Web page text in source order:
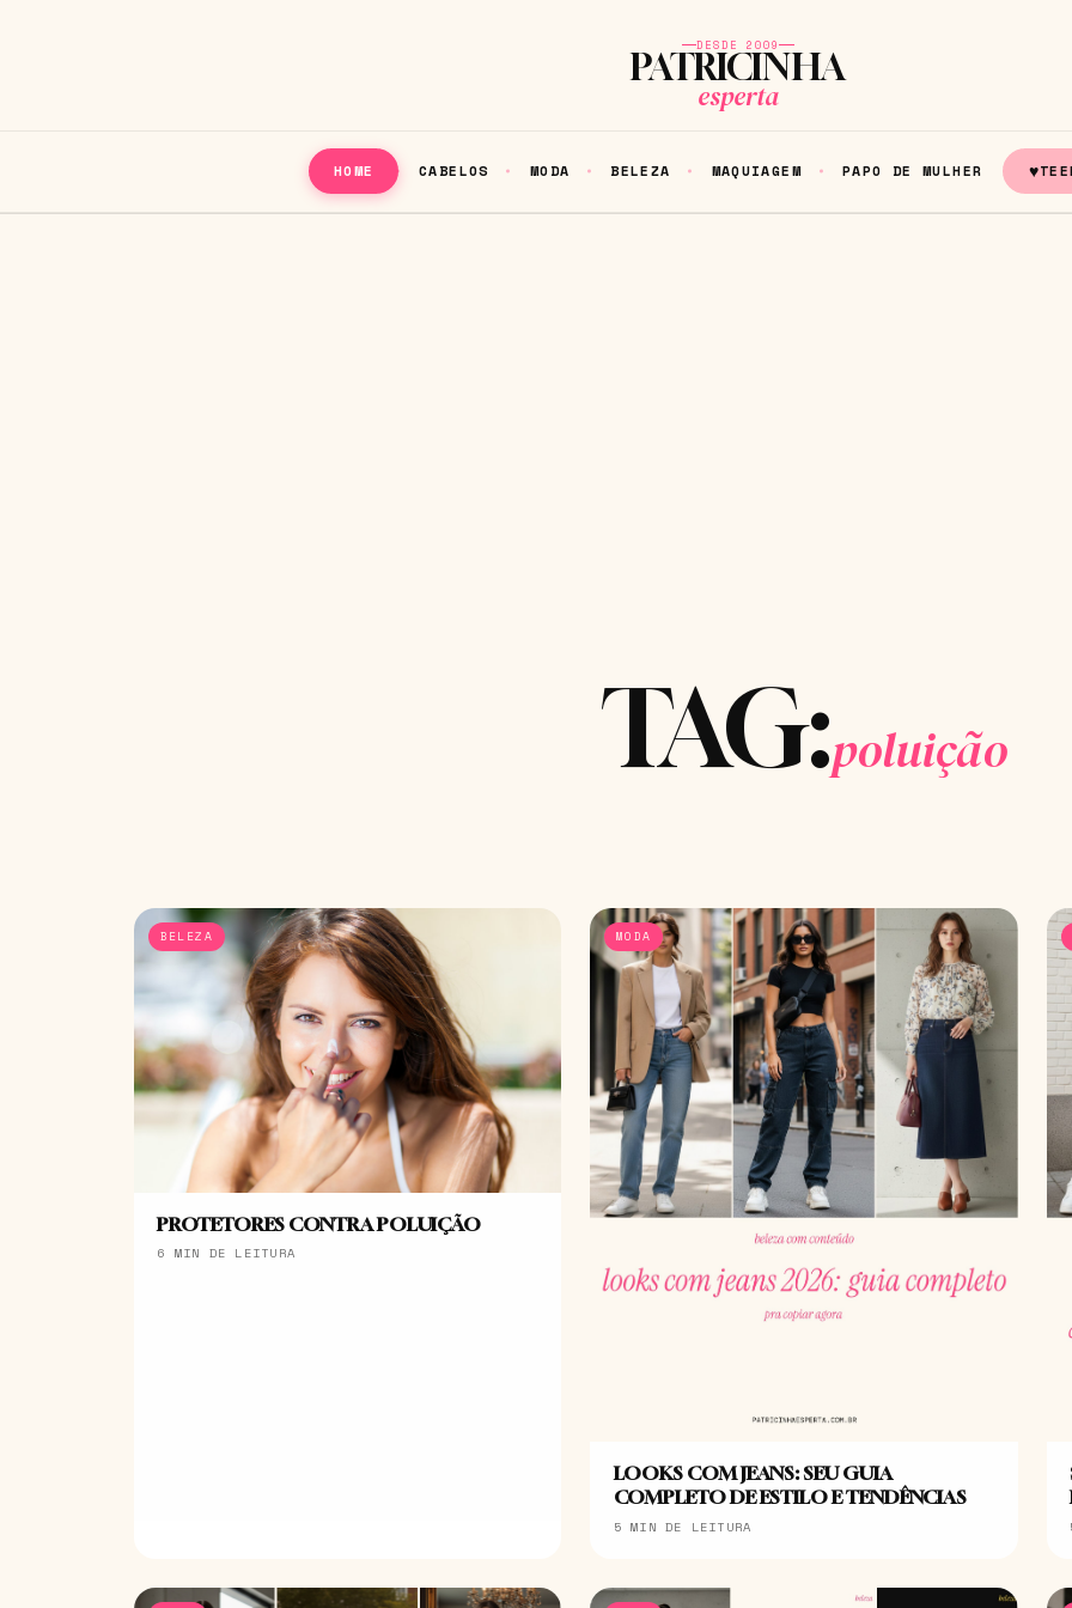
DESDE 2009
PATRICINHA
esperta
HOME CABELOS MODA BELEZA MAQUIAGEM PAPO DE MULHER ♥
TAG:poluição
BELEZA
PROTETORES CONTRA POLUIÇÃO
6 MIN DE LEITURA
MODA
LOOKS COM JEANS: SEU GUIA
COMPLETO DE ESTILO E TENDÊNCIAS
5 MIN DE LEITURA